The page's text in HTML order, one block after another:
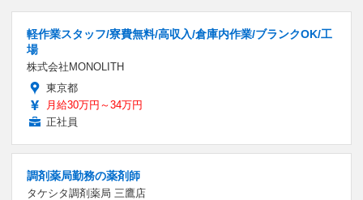
軽作業スタッフ/寮費無料/高収入/倉庫内作業/ブランクOK/工
場
株式会社MONOLITH
東京都
月給30万円～34万円
正社員
調剤薬局勤務の薬剤師
タケシタ調剤薬局 三鷹店